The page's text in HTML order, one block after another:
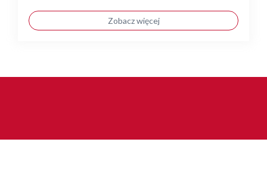
Zobacz więcej